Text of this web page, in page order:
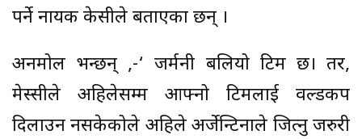
पर्ने नायक केसीले बताएका छन् ।
अनमोल भन्छन् ,-‘ जर्मनी बलियो टिम छ। तर,
मेस्सीले अहिलेसम्म आफ्नो टिमलाई वल्डकप
दिलाउन नसकेकोले अहिले अर्जेन्टिनाले जित्नु जरुरी